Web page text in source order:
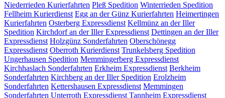
Niederrieden Kurierfahrten Pleß Spedition Winterrieden Spedition
Fellheim Kurierdienst Egg an der Günz Kurierfahrten Heimertingen
Kurierfahrten Osterberg Expressdienst Kellmünz an der Iller
Spedition Kirchdorf an der IllerExpressdienst Dettingen an der Iller
Expressdienst Holzgünz Sonderfahrten Oberschönegg
Expressdienst Oberroth Kurierdienst Trunkelsberg Spedition
Ungerhausen Spedition Memmingerberg Expressdienst
Kirchhaslach Sonderfahrten Erkheim Expressdienst Berkheim
Sonderfahrten Kirchberg an der Iller Spedition Erolzheim
Sonderfahrten Kettershausen Expressdienst Memmingen
Sonderfahrten Unterroth Expressdienst Tannheim Expressdienst